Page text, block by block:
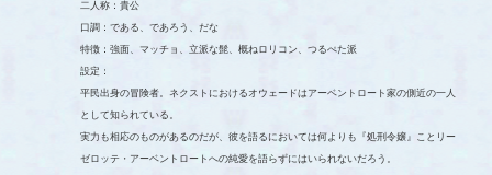
二人称：貴公
口調：である、であろう、だな
特徴：強面、マッチョ、立派な髭、概ねロリコン、つるぺた派
設定：
平民出身の冒険者。ネクストにおけるオウェードはアーベントロート家の側近の一人
として知られている。
実力も相応のものがあるのだが、彼を語るにおいては何よりも『処刑令嬢』ことリー
ゼロッテ・アーベントロートへの純愛を語らずにはいられないだろう。